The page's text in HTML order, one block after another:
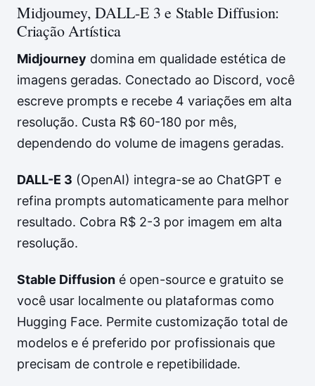
Midjourney, DALL-E 3 e Stable Diffusion:
Criação Artística
Midjourney domina em qualidade estética de
imagens geradas. Conectado ao Discord, você
escreve prompts e recebe 4 variações em alta
resolução. Custa R$ 60-180 por mês,
dependendo do volume de imagens geradas.
DALL-E 3 (OpenAI) integra-se ao ChatGPT e
refina prompts automaticamente para melhor
resultado. Cobra R$ 2-3 por imagem em alta
resolução.
Stable Diffusion é open-source e gratuito se
você usar localmente ou plataformas como
Hugging Face. Permite customização total de
modelos e é preferido por profissionais que
precisam de controle e repetibilidade.